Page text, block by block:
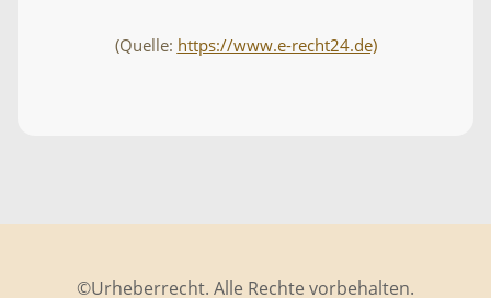
(Quelle: https://www.e-recht24.de)
©Urheberrecht. Alle Rechte vorbehalten.